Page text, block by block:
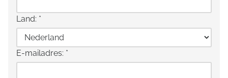
Land: *
E-mailadres: *